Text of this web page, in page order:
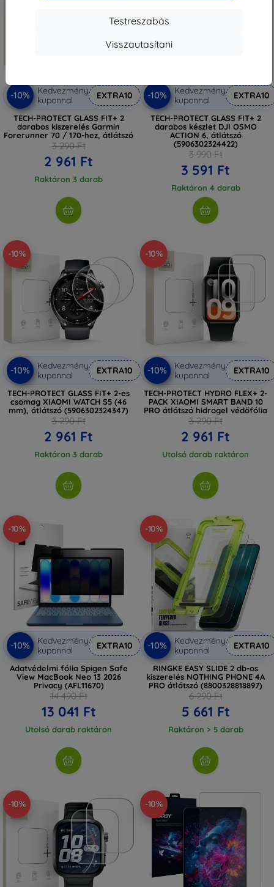
Testreszabás
Visszautasítani
-10%
Kedvezmény
kuponnal
EXTRA10
TECH-PROTECT GLASS FIT+ 2
darabos kiszerelés Garmin
Forerunner 70 / 170-hez, átlátszó
3 290 Ft
2 961 Ft
Raktáron 3 darab
-10%
Kedvezmény
kuponnal
EXTRA10
TECH-PROTECT GLASS FIT+ 2
darabos készlet DJI OSMO
ACTION 6, átlátszó
(5906302324422)
3 990 Ft
3 591 Ft
Raktáron 4 darab
-10%
-10%
Kedvezmény
kuponnal
EXTRA10
TECH-PROTECT GLASS FIT+ 2-es
csomag XIAOMI WATCH S5 (46
mm), átlátszó (5906302324347)
3 290 Ft
2 961 Ft
Raktáron 3 darab
-10%
-10%
Kedvezmény
kuponnal
EXTRA10
TECH-PROTECT HYDRO FLEX+ 2-
PACK XIAOMI SMART BAND 10
PRO átlátszó hidrogel védőfólia
3 290 Ft
2 961 Ft
Utolsó darab raktáron
-10%
-10%
Kedvezmény
kuponnal
EXTRA10
Adatvédelmi fólia Spigen Safe
View MacBook Neo 13 2026
Privacy (AFL11670)
14 490 Ft
13 041 Ft
Utolsó darab raktáron
-10%
-10%
Kedvezmény
kuponnal
EXTRA10
RINGKE EASY SLIDE 2 db-os
kiszerelés NOTHING PHONE 4A
PRO átlátszó (8800328818897)
6 290 Ft
5 661 Ft
Raktáron > 5 darab
-10% -10%